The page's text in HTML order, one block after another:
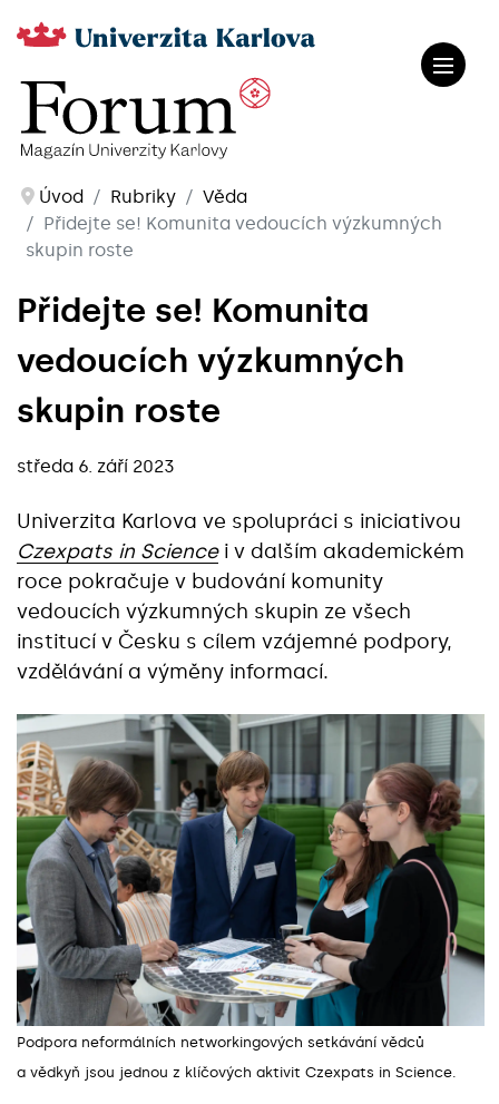
Úvod Rubriky
Věda
Přidejte se! Komunita vedoucích výzkumných
skupin roste
Přidejte se! Komunita
vedoucích výzkumných
skupin roste
středa 6. září 2023
Univerzita Karlova ve spolupráci s iniciativou
Czexpats in Sciencei v dalším akademickém
roce pokračuje v budování komunity
vedoucích výzkumných skupin ze všech
institucí v Česku s cílem vzájemné podpory,
vzdělávání a výměny informací.
Podpora neformálních networkingových setkávání vědců
a vědkyň jsou jednou z klíčových aktivit Czexpats in Science.